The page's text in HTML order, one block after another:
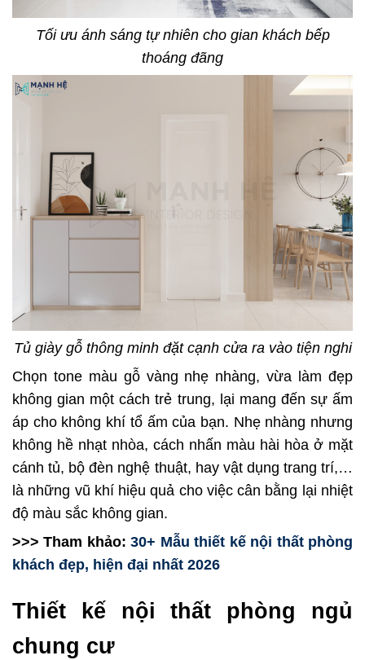
Tối ưu ánh sáng tự nhiên cho gian khách bếp
thoáng đãng
Tủ giày gỗ thông minh đặt cạnh cửa ra vào tiện nghi
Chọn tone màu gỗ vàng nhẹ nhàng, vừa làm đẹp
không gian một cách trẻ trung, lại mang đến sự ấm
áp cho không khí tổ ấm của bạn. Nhẹ nhàng nhưng
không hề nhạt nhòa, cách nhấn màu hài hòa ở mặt
cánh tủ, bộ đèn nghệ thuật, hay vật dụng trang trí,…
là những vũ khí hiệu quả cho việc cân bằng lại nhiệt
độ màu sắc không gian.
>>> Tham khảo:30+ Mẫu thiết kế nội thất phòng
khách đẹp, hiện đại nhất 2026
Thiết kế nội thất phòng ngủ
chung cư